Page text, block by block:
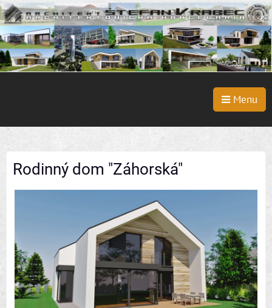
Menu
Rodinný dom "Záhorská"